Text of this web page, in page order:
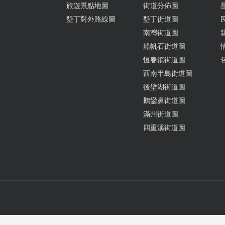
旅遊景點地圖
墾丁對外路線圖
街道分佈圖
墾丁街道圖
南灣街道圖
船帆石街道圖
恆春鎮街道圖
西南半島街道圖
後壁湖街道圖
鵝鑾鼻街道圖
滿州街道圖
四重溪街道圖